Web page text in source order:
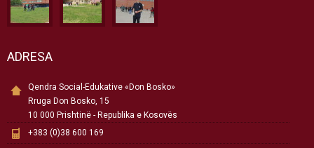
ADRESA
Qendra Social-Edukative «Don Bosko»
Rruga Don Bosko, 15
10 000 Prishtinë - Republika e Kosovës
+383 (0)38 600 169